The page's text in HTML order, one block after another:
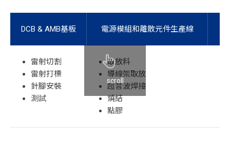
scroll
DCB & AMB基板 電源模組和離散元件生產線
雷射切割
雷射打標
針腳安裝
測試
取放料
導線架取放
超音波焊接
燒結
點膠